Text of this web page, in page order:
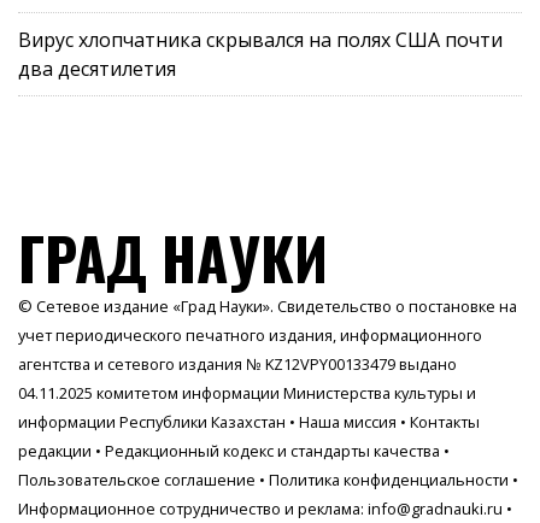
Вирус хлопчатника скрывался на полях США почти
два десятилетия
ГРАД НАУКИ
© Сетевое издание «Град Науки». Свидетельство о постановке на
учет периодического печатного издания, информационного
агентства и сетевого издания № KZ12VPY00133479 выдано
04.11.2025 комитетом информации Министерства культуры и
информации Республики Казахстан • Наша миссия • Контакты
редакции • Редакционный кодекс и стандарты качества •
Пользовательское соглашение • Политика конфиденциальности •
Информационное сотрудничество и реклама: info@gradnauki.ru •